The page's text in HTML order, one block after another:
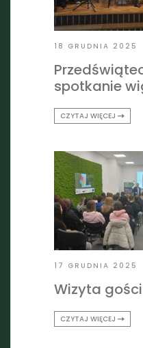
18 GRUDNIA 2025
spotkanie
CZYTAJ WIĘCEJ
17 GRUDNIA 2025
Wizyta gości
CZYTAJ WIĘCEJ